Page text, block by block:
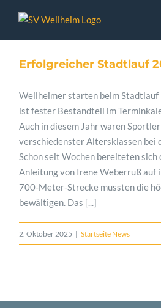
Inhalt
springen
Erfolgreicher Stadtlauf
Weilheimer starten beim
ist fester Bestandteil im
Auch in diesem Jahr waren
verschiedenster Altersklassen bei
Schon seit Wochen bereiteten
Anleitung von Irene Weberruß auf
700-Meter-Strecke mussten die
bewältigen. Das [...]
2. Oktober 2025 | Startseite News